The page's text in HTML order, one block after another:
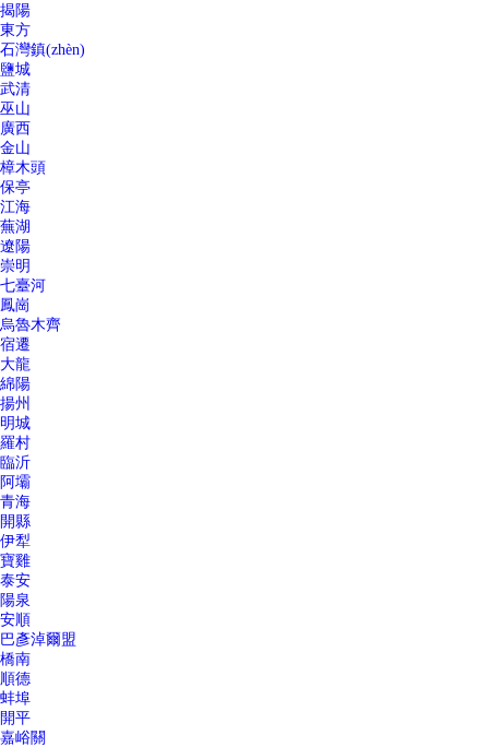
揭陽
東方
石灣鎮(zhèn)
鹽城
武清
巫山
廣西
金山
樟木頭
保亭
江海
蕪湖
遼陽
崇明
七臺河
鳳崗
烏魯木齊
宿遷
大龍
綿陽
揚州
明城
羅村
臨沂
阿壩
青海
開縣
伊犁
寶雞
泰安
陽泉
安順
巴彥淖爾盟
橋南
順德
蚌埠
開平
嘉峪關